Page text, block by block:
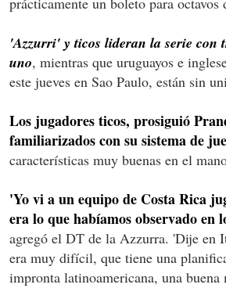
'Azzurri' y ticos lideran la serie con
uno, mientras que uruguayos e
este jueves en Sao Paulo, están sin
Los jugadores ticos, prosiguió
familiarizados con su sistema de
características muy buenas en el
'Yo vi a un equipo de Costa Rica
era lo que habíamos observado en
agregó el DT de la Azzurra. 'Dije en
era muy difícil, que tiene una
impronta latinoamericana, una buena